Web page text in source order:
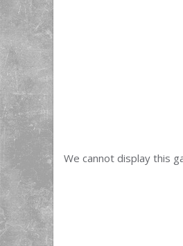
We cannot display this